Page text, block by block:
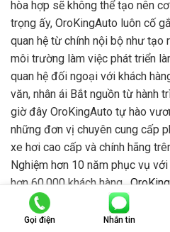
hòa hợp sẽ không thể tạo nên
trọng ấy, OroKingAuto luôn cố
quan hệ từ chính nội bộ như tạo
môi trường làm việc phát triển
quan hệ đối ngoại với khách
văn, nhân ái Bắt nguồn từ hành
giờ đây OroKingAuto tự hào
những đơn vị chuyên cung cấp
xe hơi cao cấp và chính hãng
Nghiệm hơn 10 năm phục vụ
hơn 60.000 khách hàng.
cho bạn sản phảm và dịch vụ
khách hàng khó tính nhất.
Gọi điện Nhắn tin